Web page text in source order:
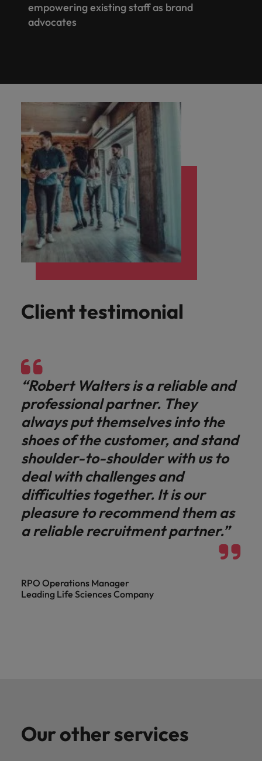
empowering existing staff as brand
advocates
Client testimonial
“Robert Walters is a reliable and
professional partner. They
always put themselves into the
shoes of the customer, and stand
shoulder-to-shoulder with us to
deal with challenges and
difficulties together. It is our
pleasure to recommend them as
a reliable recruitment partner.”
RPO Operations Manager
Leading Life Sciences Company
Our other services